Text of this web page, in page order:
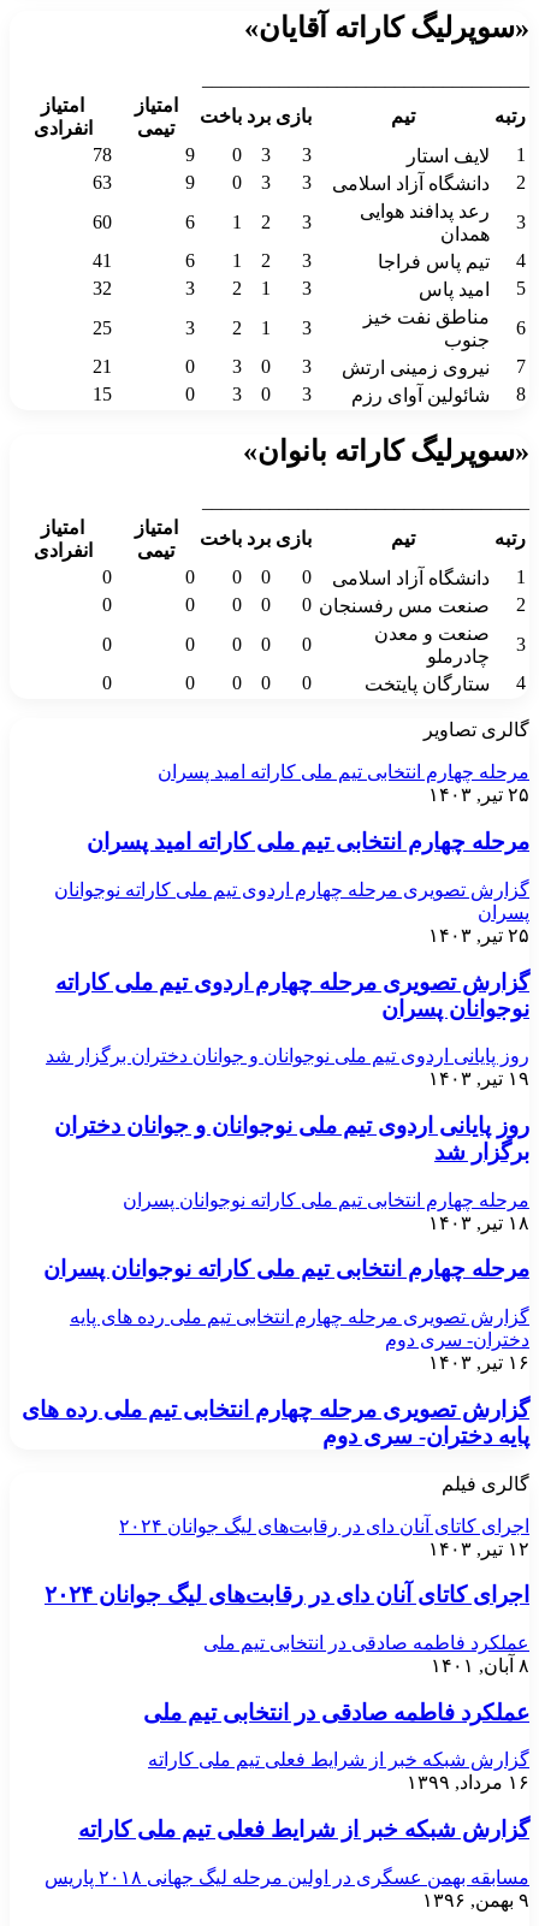
«سوپرلیگ کاراته آقایان»
رتبه
تیم بازی برد باخت
امتیاز
تیمی
امتیاز
انفرادی
1
لایف استار 3
3
0
9
78
2
دانشگاه آزاد اسلامی 3
3
0
9
63
3
رعد پدافند هوایی
همدان
3
2
1
6
60
4
تیم پاس فراجا 3
2
1
6
41
5
امید پاس 3
1
2
3
32
6
مناطق نفت خیز
جنوب
3
1
2
3
25
7
نیروی زمینی ارتش 3
0
3
0
21
8
شائولین آوای رزم 3
0
3
0
15
«سوپرلیگ کاراته بانوان»
رتبه
تیم بازی برد باخت
امتیاز
تیمی
امتیاز
انفرادی
1
دانشگاه آزاد اسلامی 0
0
0
0
0
2
صنعت مس رفسنجان 0
0
0
0
0
3
صنعت و معدن
چادرملو
0
0
0
0
0
4
ستارگان پایتخت 0
0
0
0
0
گالری تصاویر
مرحله چهارم انتخابی تیم ملی کاراته امید پسران
۲۵ تیر, ۱۴۰۳
مرحله چهارم انتخابی تیم ملی کاراته امید پسران
گزارش تصویری مرحله چهارم اردوی تیم ملی کاراته نوجوانان
پسران
۲۵ تیر, ۱۴۰۳
گزارش تصویری مرحله چهارم اردوی تیم ملی کاراته
نوجوانان پسران
روز پایانی اردوی تیم ملی نوجوانان و جوانان دختران برگزار شد
۱۹ تیر, ۱۴۰۳
روز پایانی اردوی تیم ملی نوجوانان و جوانان دختران
برگزار شد
مرحله چهارم انتخابی تیم ملی کاراته نوجوانان پسران
۱۸ تیر, ۱۴۰۳
مرحله چهارم انتخابی تیم ملی کاراته نوجوانان پسران
گزارش تصویری مرحله چهارم انتخابی تیم ملی رده های پایه
دختران- سری دوم
۱۶ تیر, ۱۴۰۳
گزارش تصویری مرحله چهارم انتخابی تیم ملی رده های
پایه دختران- سری دوم
گالری فیلم
اجرای کاتای آنان دای در رقابت‌های لیگ جوانان ۲۰۲۴
۱۲ تیر, ۱۴۰۳
اجرای کاتای آنان دای در رقابت‌های لیگ جوانان ۲۰۲۴
عملکرد فاطمه صادقی در انتخابی تیم ملی
۸ آبان, ۱۴۰۱
عملکرد فاطمه صادقی در انتخابی تیم ملی
گزارش شبکه خبر از شرایط فعلی تیم ملی کاراته
۱۶ مرداد, ۱۳۹۹
گزارش شبکه خبر از شرایط فعلی تیم ملی کاراته
مسابقه بهمن عسگری در اولین مرحله لیگ جهانی ۲۰۱۸ پاریس
۹ بهمن, ۱۳۹۶